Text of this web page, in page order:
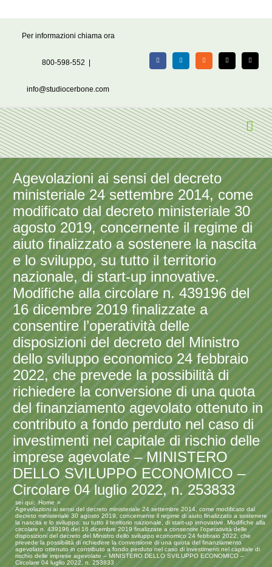
Per informazioni chiama ora
800-598-552
info@studiocerbone.com
FacebookLinkedIn Rss X Email
Agevolazioni ai sensi del decreto
ministeriale 24 settembre 2014, come
modificato dal decreto ministeriale 30
agosto 2019, concernente il regime di
aiuto finalizzato a sostenere la nascita
e lo sviluppo, su tutto il territorio
nazionale, di start-up innovative.
Modifiche alla circolare n. 439196 del
16 dicembre 2019 finalizzate a
consentire l’operatività delle
disposizioni del decreto del Ministro
dello sviluppo economico 24 febbraio
2022, che prevede la possibilità di
richiedere la conversione di una quota
del finanziamento agevolato ottenuto in
contributo a fondo perduto nel caso di
investimenti nel capitale di rischio delle
imprese agevolate – MINISTERO
DELLO SVILUPPO ECONOMICO –
Circolare 04 luglio 2022, n. 253833
sei qui:
Home
Agevolazioni ai sensi del decreto ministeriale 24 settembre 2014, come modificato dal
decreto ministeriale 30 agosto 2019, concernente il regime di aiuto finalizzato a sostenere
la nascita e lo sviluppo, su tutto il territorio nazionale, di start-up innovative. Modifiche alla
circolare n. 439196 del 16 dicembre 2019 finalizzate a consentire l’operatività delle
disposizioni del decreto del Ministro dello sviluppo economico 24 febbraio 2022, che
prevede la possibilità di richiedere la conversione di una quota del finanziamento
agevolato ottenuto in contributo a fondo perduto nel caso di investimenti nel capitale di
rischio delle imprese agevolate – MINISTERO DELLO SVILUPPO ECONOMICO –
Circolare 04 luglio 2022, n. 253833